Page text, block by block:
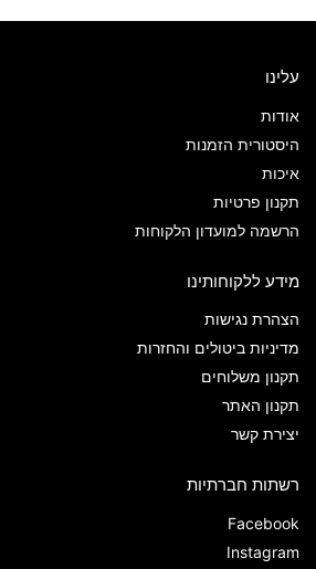
עלינו
אודות
היסטורית הזמנות
איכות
תקנון פרטיות
הרשמה למועדון הלקוחות
מידע ללקוחותינו
הצהרת נגישות
מדיניות ביטולים והחזרות
תקנון משלוחים
תקנון האתר
יצירת קשר
רשתות חברתיות
Facebook
Instagram